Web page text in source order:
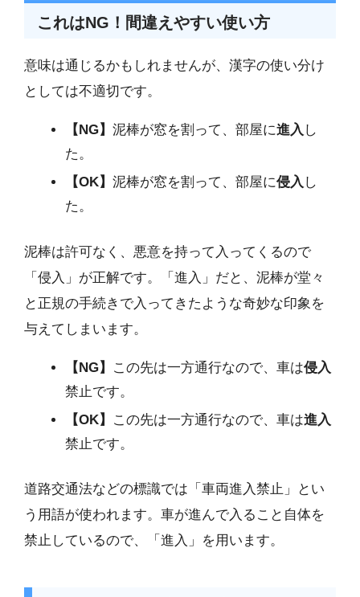
これはNG！間違えやすい使い方
意味は通じるかもしれませんが、漢字の使い分け
としては不適切です。
【NG】 泥棒が窓を割って、部屋に進入 し
た。
【OK】 泥棒が窓を割って、部屋に侵入 し
た。
泥棒は許可なく、悪意を持って入ってくるので
「侵入」が正解です。「進入」だと、泥棒が堂々
と正規の手続きで入ってきたような奇妙な印象を
与えてしまいます。
【NG】 この先は一方通行なので、車は侵入
禁止です。
【OK】
この先は一方通行なので、車は進入
禁止です。
道路交通法などの標識では「車両進入禁止」とい
う用語が使われます。車が進んで入ること自体を
禁止しているので、「進入」を用います。